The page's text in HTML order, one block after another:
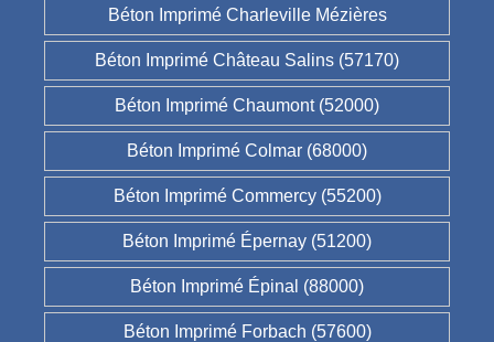
Béton Imprimé Charleville Mézières
Béton Imprimé Château Salins (57170)
Béton Imprimé Chaumont (52000)
Béton Imprimé Colmar (68000)
Béton Imprimé Commercy (55200)
Béton Imprimé Épernay (51200)
Béton Imprimé Épinal (88000)
Béton Imprimé Forbach (57600)